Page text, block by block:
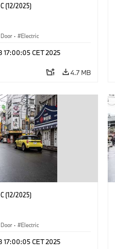
(12/2025)
· Electric
17:00:05 CET 2025
4.7 MB
(12/2025)
· Electric
17:00:05 CET 2025